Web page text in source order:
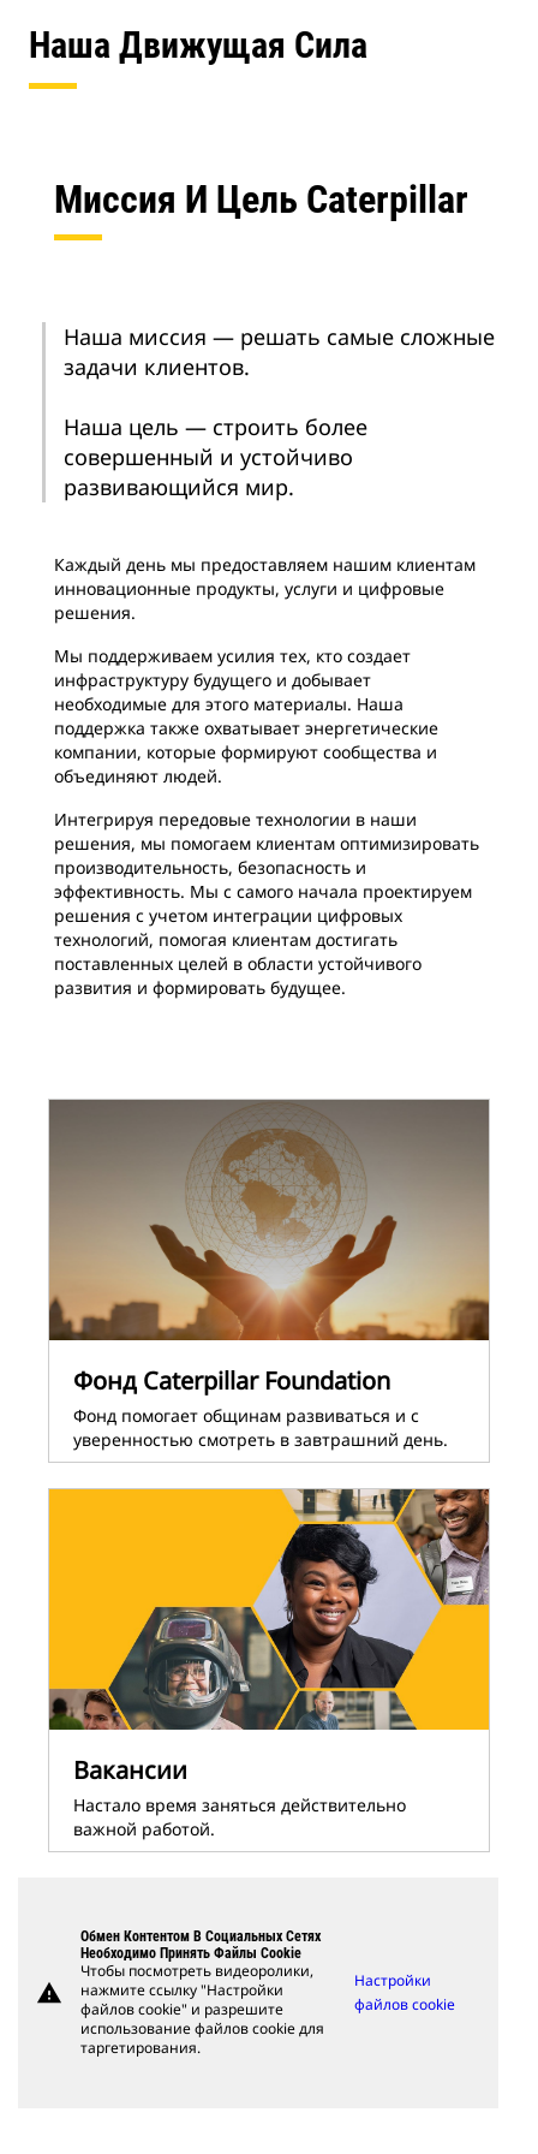
Наша Движущая Сила
Миссия И Цель Caterpillar
Наша миссия — решать самые сложные
задачи клиентов.
Наша цель — строить более
совершенный и устойчиво
развивающийся мир.
Каждый день мы предоставляем нашим клиентам
инновационные продукты, услуги и цифровые
решения.
Мы поддерживаем усилия тех, кто создает
инфраструктуру будущего и добывает
необходимые для этого материалы. Наша
поддержка также охватывает энергетические
компании, которые формируют сообщества и
объединяют людей.
Интегрируя передовые технологии в наши
решения, мы помогаем клиентам оптимизировать
производительность, безопасность и
эффективность. Мы с самого начала проектируем
решения с учетом интеграции цифровых
технологий, помогая клиентам достигать
поставленных целей в области устойчивого
развития и формировать будущее.
Фонд Caterpillar Foundation
Фонд помогает общинам развиваться и с
уверенностью смотреть в завтрашний день.
Вакансии
Настало время заняться действительно
важной работой.
warning
Обмен Контентом В Социальных Сетях
Необходимо Принять Файлы Cookie
Чтобы посмотреть видеоролики,
нажмите ссылку "Настройки
файлов cookie" и разрешите
использование файлов cookie для
таргетирования.
Настройки
файлов cookie